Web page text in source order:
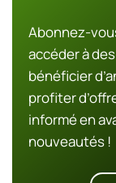
Abonnez-
accéder à
bénéficier
profiter
informé en
nouveautés !